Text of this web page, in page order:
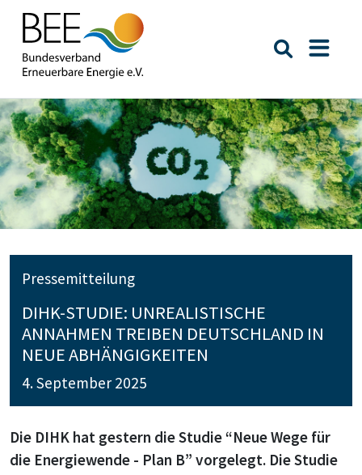
Suche
Pressemitteilung
DIHK-STUDIE: UNREALISTISCHE
ANNAHMEN TREIBEN DEUTSCHLAND IN
NEUE ABHÄNGIGKEITEN
4. September 2025
Die DIHK hat gestern die Studie “Neue Wege für
die Energiewende - Plan B” vorgelegt. Die Studie